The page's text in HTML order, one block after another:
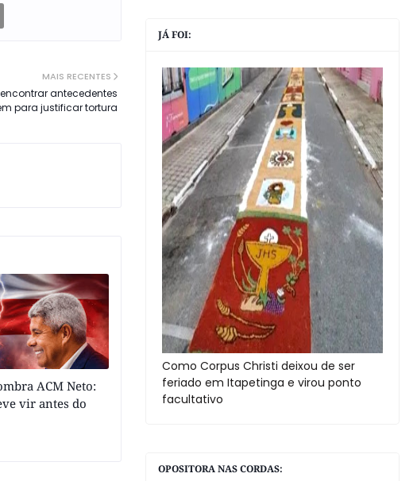
MAIS RECENTES
antecedentes
para justificar tortura
ACM Neto:
vir antes do
JÁ FOI:
Como Corpus Christi deixou de ser
feriado em Itapetinga e virou ponto
facultativo
OPOSITORA NAS CORDAS: